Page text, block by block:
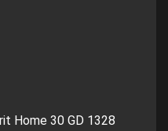
Home 30 GD 1328